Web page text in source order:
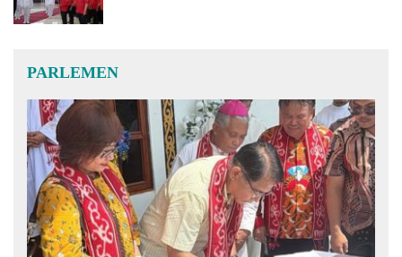
PARLEMEN